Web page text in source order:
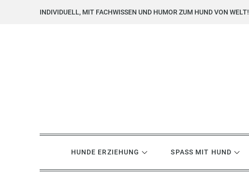
INDIVIDUELL, MIT FACHWISSEN UND HUMOR ZUM HUND VON WELT!
HUNDE ERZIEHUNG SPASS MIT HUND